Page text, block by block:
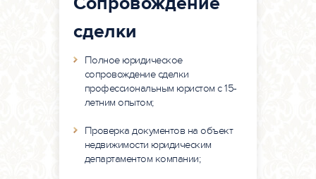
сделки
Полное юридическое
сопровождение сделки
профессиональным юристом с 15-
летним опытом;
Проверка документов на объект
недвижимости юридическим
департаментом компании;